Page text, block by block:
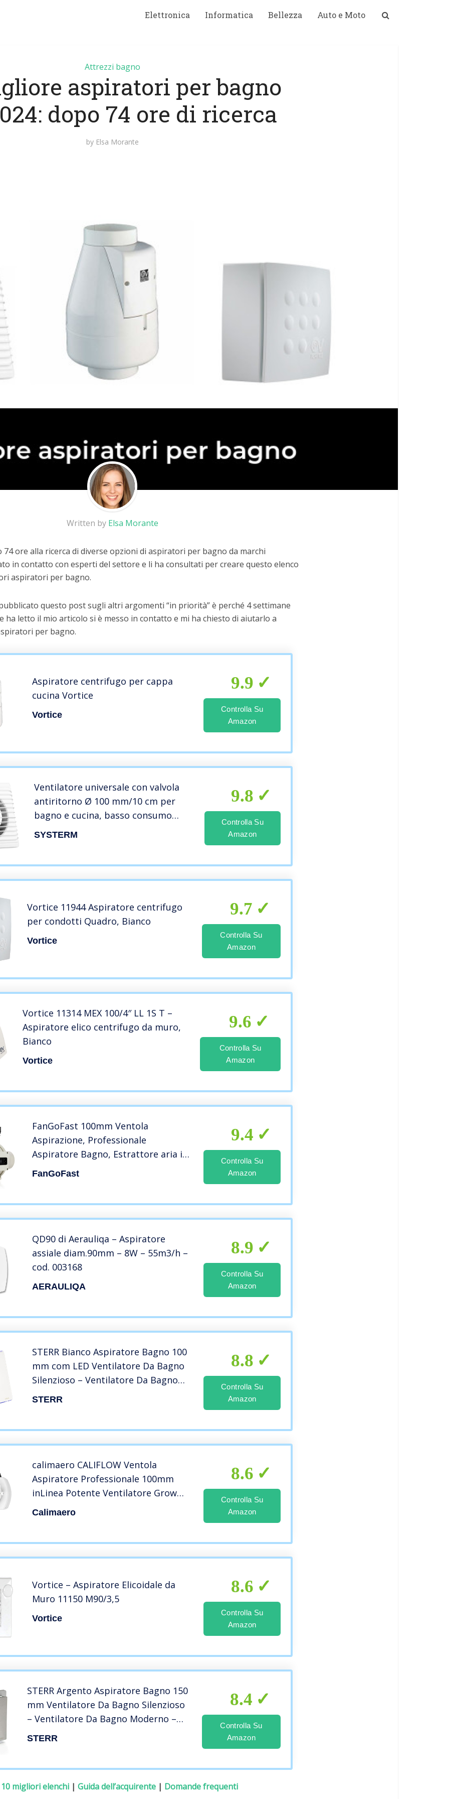
Elettronica Informatica Bellezza Auto e Moto
Attrezzi bagno
aspiratori per bagno
dopo 74 ore di ricerca
by Elsa Morante
Written by Elsa Morante
ore alla ricerca di diverse opzioni di aspiratori per bagno da marchi
in contatto con esperti del settore e li ha consultati per creare questo elenco
aspiratori per bagno.
questo post sugli altri argomenti “in priorità” è perché 4 settimane
ha letto il mio articolo si è messo in contatto e mi ha chiesto di aiutarlo a
per bagno.
Aspiratore centrifugo per cappa
cucina Vortice
Vortice
9.9
Controlla Su
Amazon
Ventilatore universale con valvola
antiritorno Ø 100 mm/10 cm per
bagno e cucina, basso consumo
energetico 8 W, funzionamento
SYSTERM
9.8
Controlla Su
Amazon
Vortice 11944 Aspiratore centrifugo
per condotti Quadro, Bianco
Vortice
9.7
Controlla Su
Amazon
Vortice 11314 MEX 100/4″ LL 1S T –
Aspiratore elico centrifugo da muro,
Bianco
Vortice
9.6
Controlla Su
Amazon
FanGoFast 100mm Ventola
Aspirazione, Professionale
Aspiratore Bagno, Estrattore aria in
Iinea per riscaldamento,
FanGoFast
9.4
Controlla Su
Amazon
QD90 di Aerauliqa – Aspiratore
assiale diam.90mm – 8W – 55m3/h –
cod. 003168
AERAULIQA
8.9
Controlla Su
Amazon
STERR Bianco Aspiratore Bagno 100
mm com LED Ventilatore Da Bagno
Silenzioso – Ventilatore Da Bagno
Moderno – Ventilatore Da Bagno 100
STERR
8.8
Controlla Su
Amazon
calimaero CALIFLOW Ventola
Aspiratore Professionale 100mm
inLinea Potente Ventilatore Grow
Box, Aspiratore Fumi, Ventola
Calimaero
8.6
Controlla Su
Amazon
Vortice – Aspiratore Elicoidale da
Muro 11150 M90/3,5
Vortice
8.6
Controlla Su
Amazon
STERR Argento Aspiratore Bagno 150
mm Ventilatore Da Bagno Silenzioso
– Ventilatore Da Bagno Moderno –
Ventilatore Da Bagno 10 mm
STERR
8.4
Controlla Su
Amazon
10 migliori elenchi | Guida dell’acquirente | Domande frequenti